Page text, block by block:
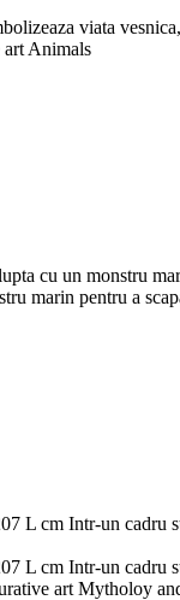
viata
Animals
cu un monstru
marin pentru a
cm Intr-un cadru
cm Intr-un cadru
art Mytholoy